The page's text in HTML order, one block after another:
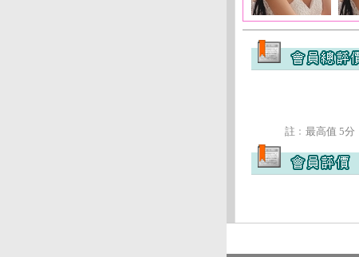
註﹕最高值 5分